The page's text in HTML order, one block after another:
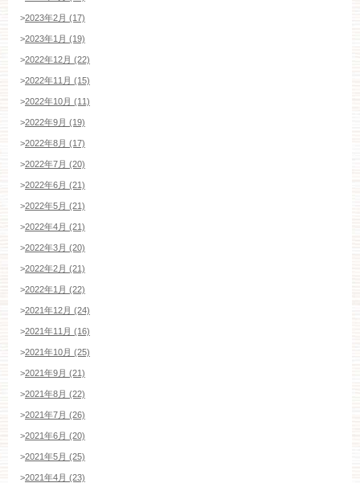
>2023年2月 (17)
>2023年1月 (19)
>2022年12月 (22)
>2022年11月 (15)
>2022年10月 (11)
>2022年9月 (19)
>2022年8月 (17)
>2022年7月 (20)
>2022年6月 (21)
>2022年5月 (21)
>2022年4月 (21)
>2022年3月 (20)
>2022年2月 (21)
>2022年1月 (22)
>2021年12月 (24)
>2021年11月 (16)
>2021年10月 (25)
>2021年9月 (21)
>2021年8月 (22)
>2021年7月 (26)
>2021年6月 (20)
>2021年5月 (25)
>2021年4月 (23)
ブライダルフェア・見学ご希望のお客様
平日 12：00〜20：00